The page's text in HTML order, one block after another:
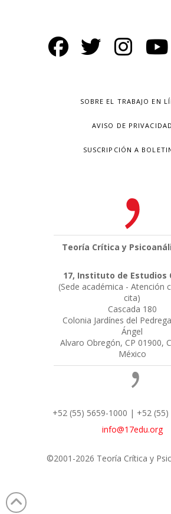
SOBRE EL TRABAJO EN
AVISO DE PRIVACIDAD
SUSCRIPCIÓN A
Teoría Crítica y
17, Instituto de Estudios
(Sede académica - Atención
cita)
Cascada 180
Colonia Jardínes del
Ángel
Alvaro Obregón, CP 01900,
México
+52 (55) 5659-1000 | +52 (55)
info@17edu.org
©2001-2026 Teoría Crítica y